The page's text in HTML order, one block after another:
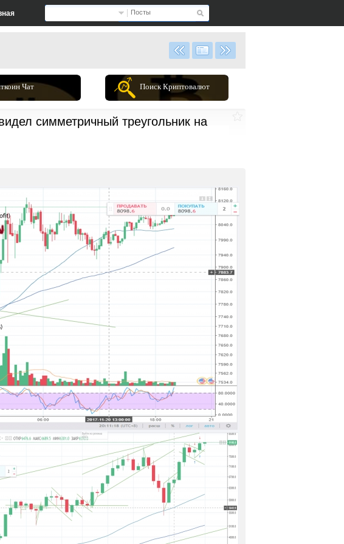
Посты
Чат Поиск Криптовалют
симметричный треугольник на